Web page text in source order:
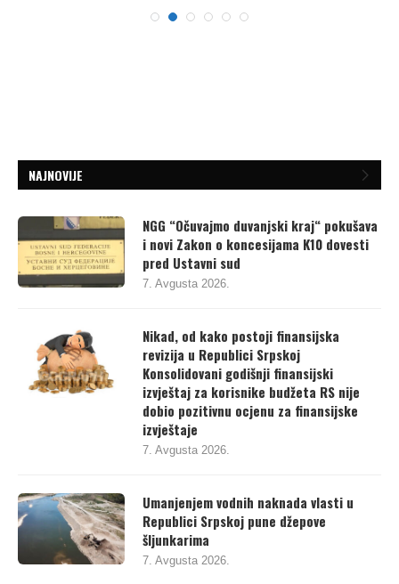
NAJNOVIJE
NGG “Očuvajmo duvanjski kraj“ pokušava
i novi Zakon o koncesijama K10 dovesti
pred Ustavni sud
Nikad, od kako postoji finansijska
revizija u Republici Srpskoj
Konsolidovani godišnji finansijski
izvještaj za korisnike budžeta RS nije
dobio pozitivnu ocjenu za finansijske
izvještaje
Umanjenjem vodnih naknada vlasti u
Republici Srpskoj pune džepove
šljunkarima